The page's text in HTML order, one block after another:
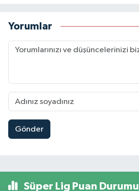
Yorumlar
Gönder
Süper Lig Puan Durumu